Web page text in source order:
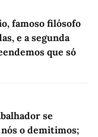
famoso filósofo
e a segunda
que só
se
o demitimos;